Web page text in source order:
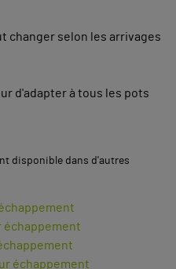
changer selon les arrivages
d'adapter à tous les pots
disponible dans d'autres
échappement
échappement